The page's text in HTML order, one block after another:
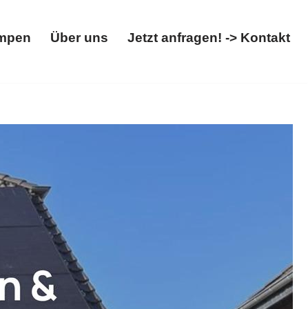
Über uns Jetzt anfragen! -> Kontakt
Ihre Adresse für ✓Photovoltaikanlage,
Folgen Sie uns auf unseren Kanälen ✉.